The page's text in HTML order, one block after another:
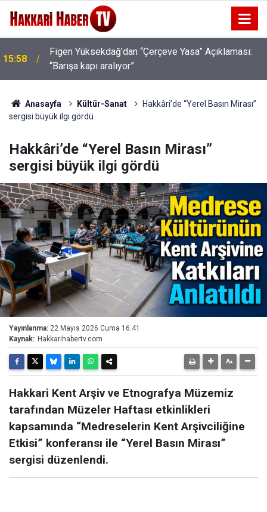
15:03
Rojin Kabaiş, Hiranur Aygar ve Kıvanç Uman’ın
Ailelerini Hedef Alan Şüphelilere Operasyon
Anasayfa Kültür-Sanat
Hakkâri’de “Yerel Basın Mirası”
sergisi büyük ilgi gördü
Hakkâri’de “Yerel Basın Mirası”
sergisi büyük ilgi gördü
Yayınlanma: 22 Mayıs 2026 Cuma 16:41
Kaynak: Hakkarihabertv.com
Hakkari Kent Arşiv ve Etnografya Müzemiz
tarafından Müzeler Haftası etkinlikleri
kapsamında “Medreselerin Kent Arşivciliğine
Etkisi” konferansı ile “Yerel Basın Mirası”
sergisi düzenlendi.